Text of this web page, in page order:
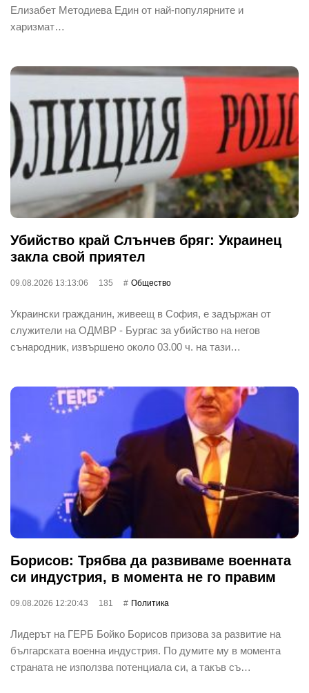
Елизабет Методиева Един от най-популярните и
харизмат…
Убийство край Слънчев бряг: Украинец
закла свой приятел
09.08.2026 13:13:06 135 Общество
Украински гражданин, живеещ в София, е задържан от
служители на ОДМВР - Бургас за убийство на негов
сънародник, извършено около 03.00 ч. на тази…
Борисов: Трябва да развиваме военната
си индустрия, в момента не го правим
09.08.2026 12:20:43 181 Политика
Лидерът на ГЕРБ Бойко Борисов призова за развитие на
българската военна индустрия. По думите му в момента
страната не използва потенциала си, а такъв съ…